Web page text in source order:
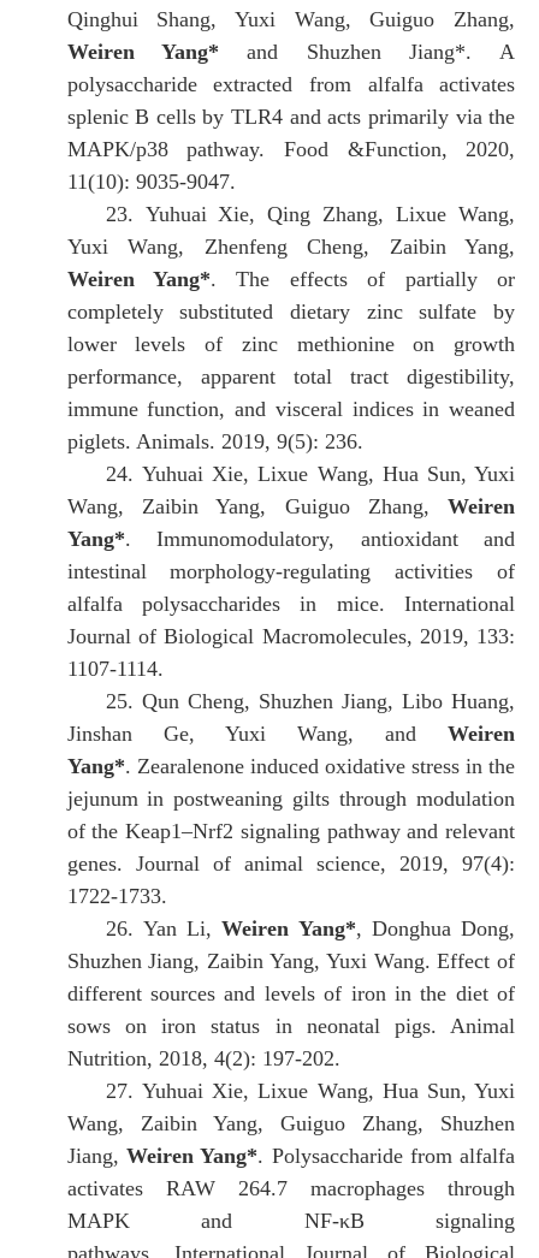
Qinghui Shang, Yuxi Wang, Guiguo Zhang,
Weiren Yang* and Shuzhen Jiang*.
A
polysaccharide extracted from alfalfa activates
splenic B cells by TLR4 and acts primarily via the
MAPK/p38 pathway. Food &Function, 2020,
11(10): 9035-9047.
23. Yuhuai Xie, Qing Zhang, Lixue Wang,
Yuxi Wang, Zhenfeng Cheng, Zaibin Yang,
Weiren Yang*.
The effects of partially or
completely substituted dietary zinc sulfate by
lower levels of zinc methionine on growth
performance, apparent total tract digestibility,
immune function, and visceral indices in weaned
piglets. Animals. 2019, 9(5): 236.
24. Yuhuai Xie, Lixue Wang, Hua Sun, Yuxi
Wang, Zaibin Yang, Guiguo Zhang, Weiren
Yang*.
Immunomodulatory, antioxidant and
intestinal morphology-regulating activities of
alfalfa polysaccharides in mice.
International
Journal of Biological Macromolecules, 2019, 133:
1107-1114.
25. Qun Cheng, Shuzhen Jiang, Libo Huang,
Jinshan Ge, Yuxi Wang, andWeiren
Yang*. Zearalenone induced oxidative stress in the
jejunum in postweaning gilts through modulation
of the Keap1–Nrf2 signaling pathway and relevant
genes. Journal of animal science, 2019, 97(4):
1722-1733.
26. Yan Li,Weiren Yang*, Donghua Dong,
Shuzhen Jiang, Zaibin Yang, Yuxi Wang. Effect of
different sources and levels of iron in the diet of
sows on iron status in neonatal pigs. Animal
Nutrition, 2018, 4(2): 197-202.
27. Yuhuai Xie, Lixue Wang, Hua Sun, Yuxi
Wang, Zaibin Yang, Guiguo Zhang, Shuzhen
Jiang, Weiren Yang*. Polysaccharide from alfalfa
activates RAW 264.7 macrophages through
MAPK and NF-κB signaling
pathways.
International Journal of Biological